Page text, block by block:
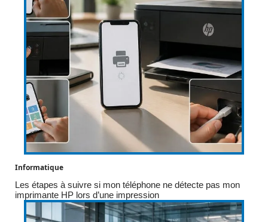
Informatique
Les étapes à suivre si mon téléphone ne détecte pas mon
imprimante HP lors d’une impression